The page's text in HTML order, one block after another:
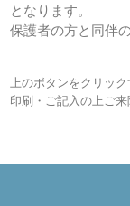
となります。
保護者の方と同伴
上のボタンをクリッ
印刷・ご記入の上ご来